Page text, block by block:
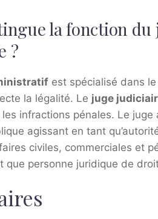
la fonction
?
est spécialisé dans
la légalité. Le juge
infractions pénales. Le
agissant en tant
civiles, commerciales et
que personne juridique de